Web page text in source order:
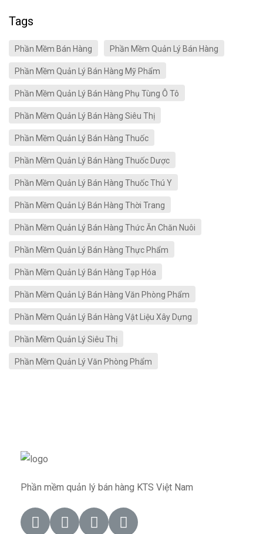
Tags
Phần Mềm Bán Hàng Phần Mềm Quản Lý Bán Hàng
Phần Mềm Quản Lý Bán Hàng Mỹ Phẩm
Phần Mềm Quản Lý Bán Hàng Phụ Tùng Ô Tô
Phần Mềm Quản Lý Bán Hàng Siêu Thị
Phần Mềm Quản Lý Bán Hàng Thuốc
Phần Mềm Quản Lý Bán Hàng Thuốc Dược
Phần Mềm Quản Lý Bán Hàng Thuốc Thú Y
Phần Mềm Quản Lý Bán Hàng Thời Trang
Phần Mềm Quản Lý Bán Hàng Thức Ăn Chăn Nuôi
Phần Mềm Quản Lý Bán Hàng Thực Phẩm
Phần Mềm Quản Lý Bán Hàng Tạp Hóa
Phần Mềm Quản Lý Bán Hàng Văn Phòng Phẩm
Phần Mềm Quản Lý Bán Hàng Vật Liệu Xây Dựng
Phần Mềm Quản Lý Siêu Thị
Phần Mềm Quản Lý Văn Phòng Phẩm
Phần mềm quản lý bán hàng KTS Việt Nam